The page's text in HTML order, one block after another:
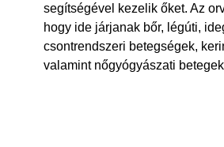
segítségével kezelik őket. Az
hogy ide járjanak bőr, légúti,
csontrendszeri betegségek,
valamint nőgyógyászati